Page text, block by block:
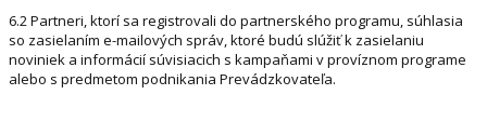
6.2 Partneri, ktorí sa registrovali do partnerského programu, súhlasia
so zasielaním e-mailových správ, ktoré budú slúžiť k zasielaniu
noviniek a informácií súvisiacich s kampaňami v províznom programe
alebo s predmetom podnikania Prevádzkovateľa.